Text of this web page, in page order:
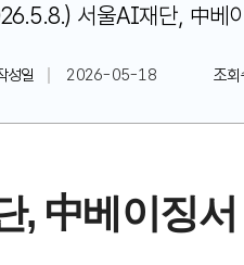
서울AI재단, 中베
성일 2026-05-18 조회
, 中베이징